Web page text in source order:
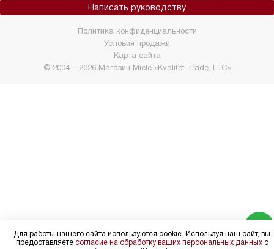
Написать руководству
© 2004 – 2026 Магазин Miele «Kvalitet Trade, LLC»
Политика конфиденциальности
Условия продажи
Карта сайта
Для работы нашего сайта используются cookie. Используя наш сайт, вы
предоставляете согласие на обработку ваших персональных данныхс